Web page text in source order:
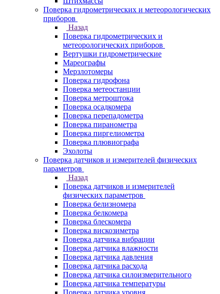
Поверка гидрометрических и метеорологических
приборов
Назад
Поверка гидрометрических и
метеорологических приборов
Вертушки гидрометрические
Мареографы
Мерзлотомеры
Поверка гидрофона
Поверка метеостанции
Поверка метроштока
Поверка осадкомера
Поверка перепадометра
Поверка пиранометра
Поверка пиргелиометра
Поверка плювиографа
Эхолоты
Поверка датчиков и измерителей физических
параметров
Назад
Поверка датчиков и измерителей
физических параметров
Поверка белизномера
Поверка белкомера
Поверка блескомера
Поверка вискозиметра
Поверка датчика вибрации
Поверка датчика влажности
Поверка датчика давления
Поверка датчика расхода
Поверка датчика силоизмерительного
Поверка датчика температуры
Поверка датчика уровня